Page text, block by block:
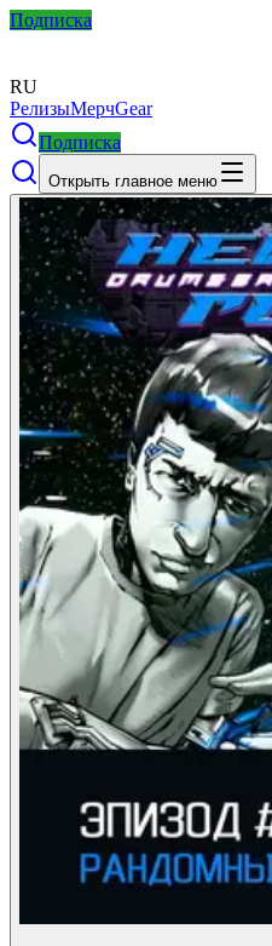
Подписка
RU
РелизыМерчGear
Подписка
Открыть главное меню